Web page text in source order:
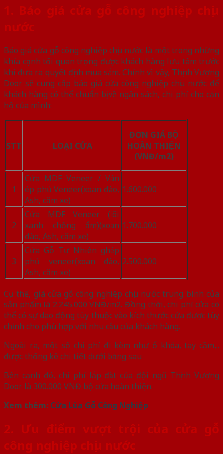
1. Báo giá cửa gỗ công nghiệp chịu
nước
Báo giá cửa gỗ công nghiệp chịu nước là một trong những
khía cạnh tối quan trọng được khách hàng lưu tâm trước
khi đưa ra quyết định mua sắm. Chính vì vậy, Thịnh Vượng
Door sẽ cung cấp báo giá cửa công nghiệp chịu nước để
khách hàng có thể chuẩn bị về ngân sách, chi phí cho căn
hộ của mình:
STT LOẠI CỬA
ĐƠN GIÁ BỘ
HOÀN THIỆN
(VNĐ/m2)
1
Cửa MDF Veneer / Ván
ép phủ Veneer(xoan đào,
Ash, căm xe)
1.600.000
2
Cửa MDF Veneer (lõi
xanh chống ẩm)(xoan
đào, Ash, căm xe)
1.700.000
3
Cửa Gỗ Tự Nhiên ghép
phủ veneer(xoan đào,
Ash, căm xe)
2.500.000
Cụ thể, giá cửa gỗ công nghiệp chịu nước trung bình của
sản phẩm là 2.245.000 VNĐ/m2. Đồng thời, chi phí cửa có
thể có sự dao động tùy thuộc vào kích thước cửa được tùy
chỉnh cho phù hợp với nhu cầu của khách hàng.
Ngoài ra, một số chi phí đi kèm như ổ khóa, tay cầm,..
được thống kê chi tiết dưới bảng sau
Bên cạnh đó, chi phí lắp đặt của đội ngũ Thịnh Vượng
Door là 300.000 VNĐ bộ cửa hoàn thiện.
Xem thêm: Cửa Lùa Gỗ Công Nghiệp
2. Ưu điểm vượt trội của cửa gỗ
công nghiệp chịu nước